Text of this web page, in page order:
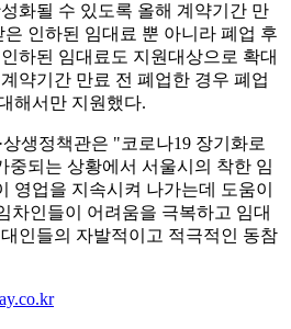
화될 수 있도록 올해 계약기간 만
인하된 임대료 뿐 아니라 폐업 후
하된 임대료도 지원대상으로 확대
약기간 만료 전 폐업한 경우 폐업
해서만 지원했다.
상생정책관은 "코로나19 장기화로
중되는 상황에서 서울시의 착한 임
영업을 지속시켜 나가는데 도움이
차인들이 어려움을 극복하고 임대
인들의 자발적이고 적극적인 동참